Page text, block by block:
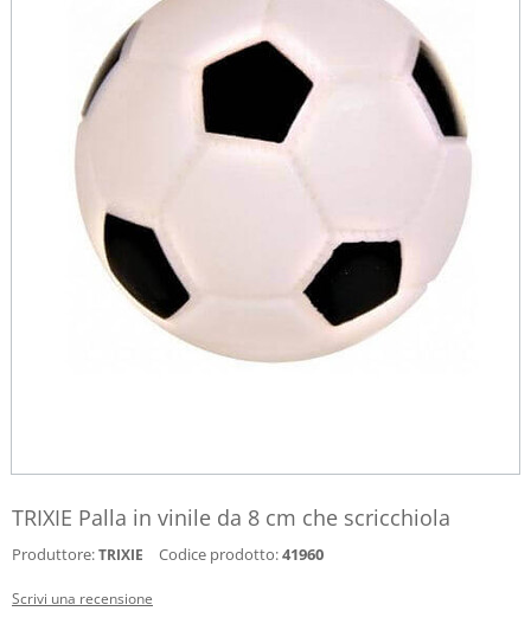
TRIXIE Palla in vinile da 8 cm che scricchiola
Produttore:TRIXIE Codice prodotto:41960
Scrivi una recensione